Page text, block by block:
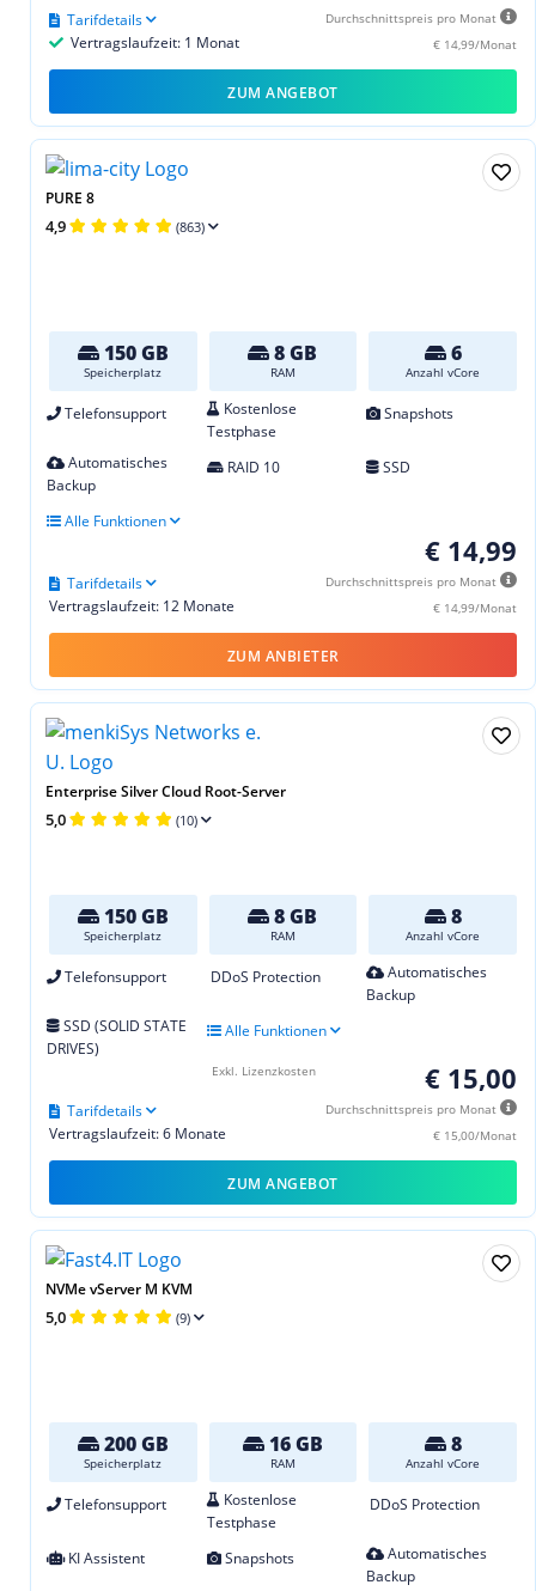
Durchschnittspreis pro Monat
€ 14,99/Monat
Vertragslaufzeit: 1 Monat
Tarifdetails
ZUM ANGEBOT
PURE 8
4,9 (863)
150 GB
Speicherplatz
8 GB
RAM
6
Anzahl vCore
Telefonsupport
Kostenlose
Testphase
Snapshots
Automatisches
Backup
RAID 10 SSD
Alle Funktionen
€ 14,99
Durchschnittspreis pro Monat
€ 14,99/Monat
Vertragslaufzeit: 12 Monate
Tarifdetails
ZUM ANBIETER
Enterprise Silver Cloud Root-Server
5,0 (10)
150 GB
Speicherplatz
8 GB
RAM
8
Anzahl vCore
Telefonsupport DDoS Protection
Automatisches
Backup
SSD (SOLID STATE
DRIVES)
Alle Funktionen
€ 15,00
Durchschnittspreis pro Monat
€ 15,00/Monat
Vertragslaufzeit: 6 Monate
Tarifdetails
Exkl. Lizenzkosten
ZUM ANGEBOT
NVMe vServer M KVM
5,0 (9)
200 GB
Speicherplatz
16 GB
RAM
8
Anzahl vCore
Telefonsupport
Kostenlose
Testphase
DDoS Protection
KI Assistent Snapshots
Automatisches
Backup